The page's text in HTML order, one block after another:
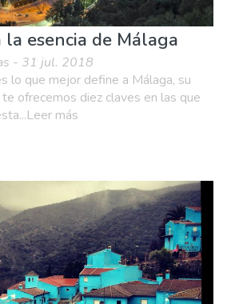
la esencia de Málaga
- 31 jul. 2018
lo que mejor define a Málaga, su
ofrecemos diez claves en las que
más